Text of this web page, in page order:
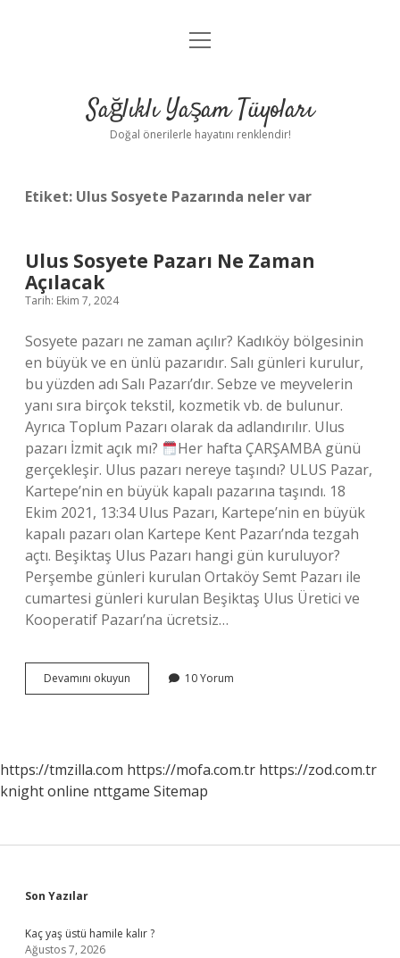
Anasayfa
Yasal Uyarı
menüyü
Sağlıklı Yaşam Tüyoları
Doğal önerilerle hayatını renklendir!
Etiket: Ulus Sosyete Pazarında neler var
Ulus Sosyete Pazarı Ne Zaman
Açılacak
Tarih: Ekim 7, 2024
Sosyete pazarı ne zaman açılır? Kadıköy bölgesinin
en büyük ve en ünlü pazarıdır. Salı günleri kurulur,
bu yüzden adı Salı Pazarı’dır. Sebze ve meyvelerin
yanı sıra birçok tekstil, kozmetik vb. de bulunur.
Ayrıca Toplum Pazarı olarak da adlandırılır. Ulus
pazarı İzmit açık mı?
Her hafta ÇARŞAMBA günü
gerçekleşir. Ulus pazarı nereye taşındı? ULUS Pazar,
Kartepe’nin en büyük kapalı pazarına taşındı. 18
Ekim 2021, 13:34 Ulus Pazarı, Kartepe’nin en büyük
kapalı pazarı olan Kartepe Kent Pazarı’nda tezgah
açtı. Beşiktaş Ulus Pazarı hangi gün kuruluyor?
Perşembe günleri kurulan Ortaköy Semt Pazarı ile
cumartesi günleri kurulan Beşiktaş Ulus Üretici ve
Kooperatif Pazarı’na ücretsiz…
Devamını okuyun
Sosyete
10 Yorum
https://tmzilla.com https://mofa.com.tr https://zod.com.tr
knight online nttgame Sitemap
Sidebar
Son Yazılar
Kaç yaş üstü hamile kalır ?
Ağustos 7, 2026